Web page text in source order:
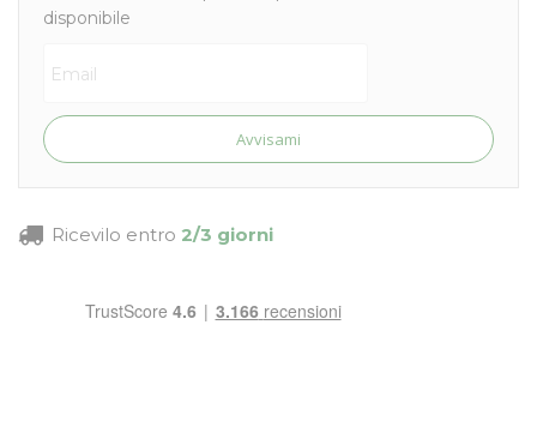
disponibile
Avvisami
Ricevilo entro 2/3 giorni